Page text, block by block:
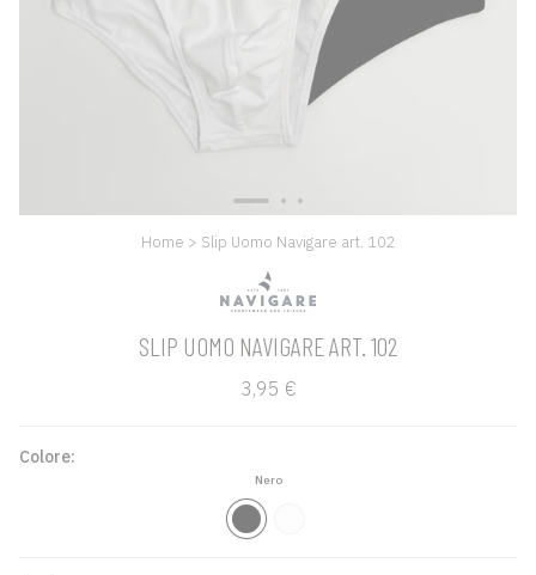
Home > Slip Uomo Navigare art. 102
SLIP UOMO NAVIGARE ART. 102
3,95 €
Colore:
Nero
Nero